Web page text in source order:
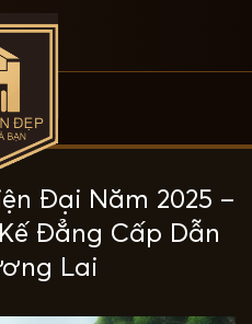
Đại Năm 2025 –
Đẳng Cấp Dẫn
Lai